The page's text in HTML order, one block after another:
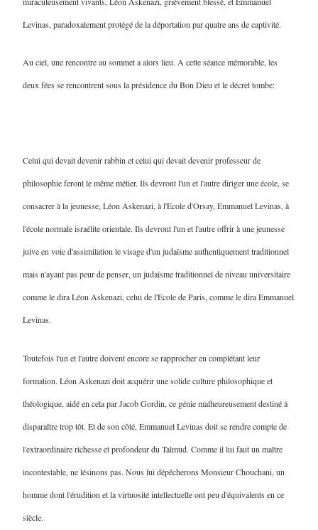
Levinas, paradoxalement protégé de la déportation par quatre ans de captivité.
Au ciel, une rencontre au sommet a alors lieu. A cette séance mémorable, les
deux fées se rencontrent sous la présidence du Bon Dieu et le décret tombe:
Celui qui devait devenir rabbin et celui qui devait devenir professeur de
philosophie feront le même métier. Ils devront l'un et l'autre diriger une école, se
consacrer à la jeunesse, Léon Askenazi, à l'Ecole d'Orsay, Emmanuel Levinas, à
l'école normale israélite orientale. Ils devront l'un et l'autre offrir à une jeunesse
juive en voie d'assimilation le visage d'un judaïsme authentiquement traditionnel
mais n'ayant pas peur de penser, un judaïsme traditionnel de niveau universitaire
comme le dira Léon Askenazi, celui de l'Ecole de Paris, comme le dira Emmanuel
Levinas.
Toutefois l'un et l'autre doivent encore se rapprocher en complétant leur
formation. Léon Askenazi doit acquérir une solide culture philosophique et
théologique, aidé en cela par Jacob Gordin, ce génie malheureusement destiné à
disparaître trop tôt. Et de son côté, Emmanuel Levinas doit se rendre compte de
l'extraordinaire richesse et profondeur du Talmud. Comme il lui faut un maître
incontestable, ne lésinons pas. Nous lui dépêcherons Monsieur Chouchani, un
homme dont l'érudition et la virtuosité intellectuelle ont peu d'équivalents en ce
siècle.